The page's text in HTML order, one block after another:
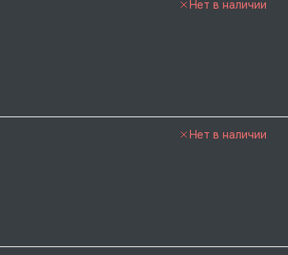
Нет в наличии
Нет в наличии